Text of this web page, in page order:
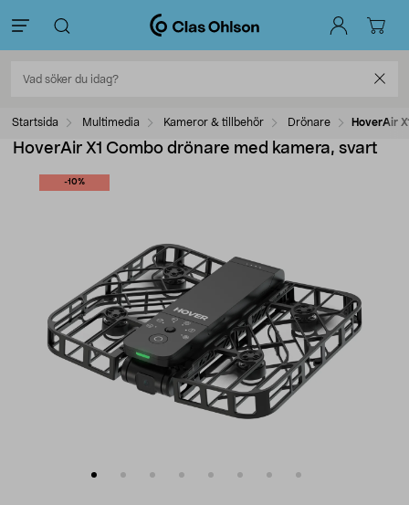
Startsida Multimedia Kameror & tillbehör Drönare HoverAir
HoverAir X1 Combo drönare med kamera, svart
-10%